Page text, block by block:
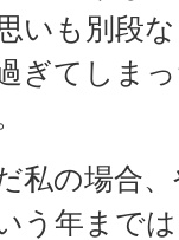
いも別段
ぎてしま
私の場合、
う年まで